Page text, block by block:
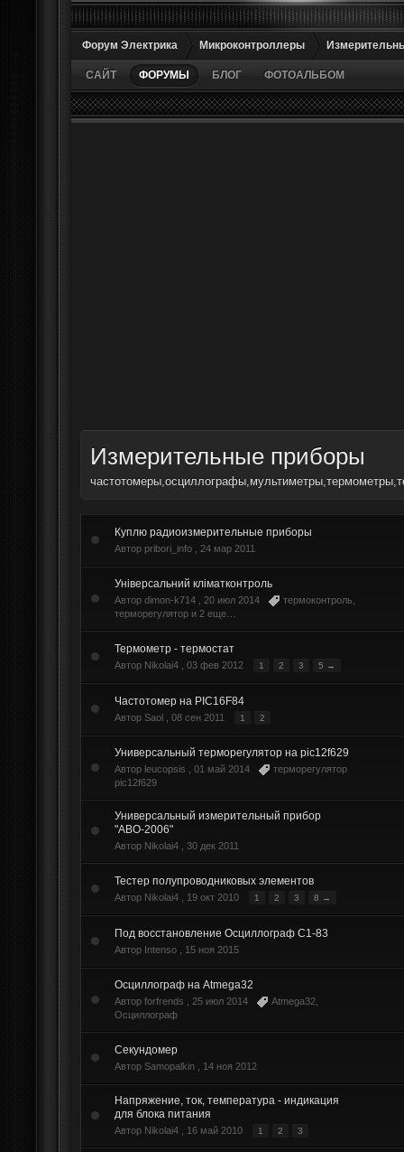
Форум Электрика Микроконтроллеры
САЙТ ФОРУМЫ БЛОГ ФОТОАЛЬБОМ
Измерительные приборы
Куплю радиоизмерительные приборы
Автор pribori_info , 24 мар 2011
Універсальний кліматконтроль
Автор dimon-k714 , 20 июл 2014 термоконтроль
терморегулятор и 2 еще…
Термометр - термостат
Автор Nikolai4 , 03 фев 2012 1 2 3 5 →
Частотомер на PIC16F84
Автор Saol , 08 сен 2011 1 2
Универсальный терморегулятор на pic12f629
Автор leucopsis , 01 май 2014
терморегулятор
pic12f629
Универсальный измерительный прибор
"АВО-2006"
Автор Nikolai4 , 30 дек 2011
Тестер полупроводниковых элементов
Автор Nikolai4 , 19 окт 2010 1 2 3 8 →
Под восстановление Осциллограф C1-83
Автор Intenso , 15 ноя 2015
Осциллограф на Atmega32
Автор forfrends , 25 июл 2014 Atmega32
Осциллограф
Секундомер
Автор Samopalkin , 14 ноя 2012
Напряжение, ток, температура - индикация
для блока питания
Автор Nikolai4 , 16 май 2010 1 2 3